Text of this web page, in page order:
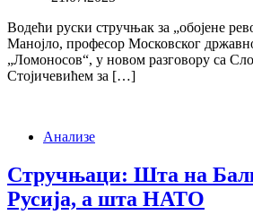
Водећи руски стручњак за „обојене
Манојло, професор Московског
„Ломоносов“, у новом разговору са
Стојичевићем за […]
Анализе
Стручњаци: Шта на
Русија, а шта НАТО